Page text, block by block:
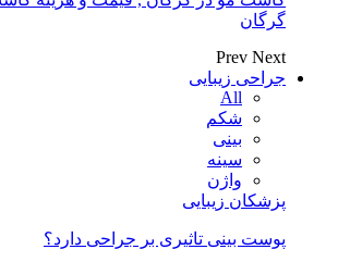
گرگان
Prev Next
جراحی زیبایی
All
شکم
بینی
سینه
واژن
پزشکان زیبایی
پوست بینی تاثیری بر جراحی دارد؟